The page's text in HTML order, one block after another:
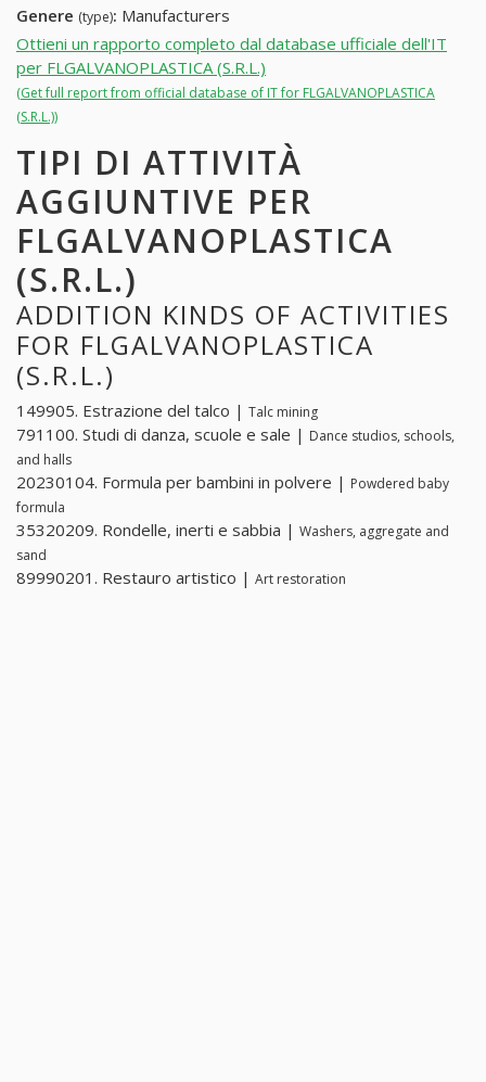
Genere (type): Manufacturers
Ottieni un rapporto completo dal database ufficiale dell'IT
per FLGALVANOPLASTICA (S.R.L.)
(Get full report from official database of IT for FLGALVANOPLASTICA
(S.R.L.))
TIPI DI ATTIVITÀ
AGGIUNTIVE PER
FLGALVANOPLASTICA
(S.R.L.)
ADDITION KINDS OF ACTIVITIES
FOR FLGALVANOPLASTICA
(S.R.L.)
149905. Estrazione del talco | Talc mining
791100. Studi di danza, scuole e sale | Dance studios, schools,
and halls
20230104. Formula per bambini in polvere | Powdered baby
formula
35320209. Rondelle, inerti e sabbia | Washers, aggregate and
sand
89990201. Restauro artistico | Art restoration